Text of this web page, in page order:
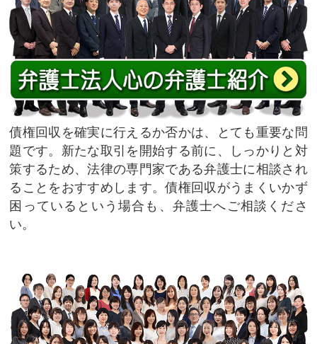
債権回収を確実に行えるか否かは、とても重要な問
題です。新たな取引を開始する前に、しっかりと対
策するため、法律の専門家である弁護士に相談され
ることをおすすめします。債権回収がうまくいかず
困っているという場合も、弁護士へご相談くださ
い。